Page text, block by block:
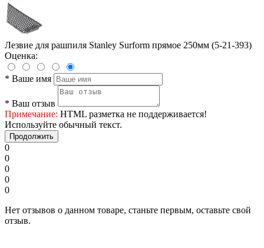
Лезвие для рашпиля Stanley Surform прямое 250мм (5-21-393)
Оценка:
* Ваше имя
* Ваш отзыв
Примечание: HTML разметка не поддерживается!
Используйте обычный текст.
Продолжить
0
0
0
0
0
Нет отзывов о данном товаре, станьте первым, оставьте свой
отзыв.